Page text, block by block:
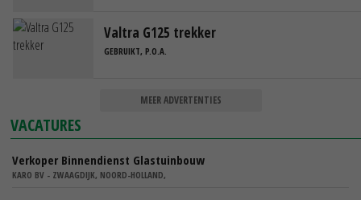
Valtra G125 trekker
GEBRUIKT, P.O.A.
MEER ADVERTENTIES
VACATURES
Verkoper Binnendienst Glastuinbouw
KARO BV - ZWAAGDIJK, NOORD-HOLLAND,